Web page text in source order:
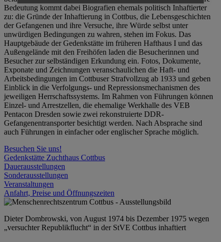
Bedeutung kommt dabei Biografien ehemals politisch Inhaftierter
zu: die Gründe der Inhaftierung in Cottbus, die Lebensgeschichten
der Gefangenen und ihre Versuche, ihre Würde selbst unter
unwürdigen Bedingungen zu wahren, stehen im Fokus. Das
Hauptgebäude der Gedenkstätte im früheren Hafthaus I und das
Außengelände mit den Freihöfen laden die Besucherinnen und
Besucher zur selbständigen Erkundung ein. Fotos, Dokumente,
Exponate und Zeichnungen veranschaulichen die Haft- und
Arbeitsbedingungen im Cottbuser Strafvollzug ab 1933 und geben
Einblick in die Verfolgungs- und Repressionsmechanismen des
jeweiligen Herrschaftssystems. Im Rahmen von Führungen können
Einzel- und Arrestzellen, die ehemalige Werkhalle des VEB
Pentacon Dresden sowie zwei rekonstruierte DDR-
Gefangenentransporter besichtigt werden. Nach Absprache sind
auch Führungen in einfacher oder englischer Sprache möglich.
Besuchen Sie uns!
Gedenkstätte Zuchthaus Cottbus
Dauerausstellungen
Sonderausstellungen
Veranstaltungen
Anfahrt, Preise und Öffnungszeiten
Dieter Dombrowski, von August 1974 bis Dezember 1975 wegen
„versuchter Republikflucht“ in der StVE Cottbus inhaftiert